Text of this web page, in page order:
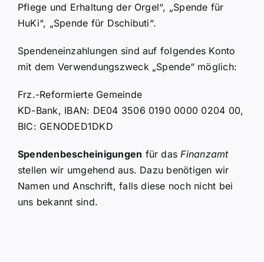
Pflege und Erhaltung der Orgel“, „Spende für
HuKi“, „Spende für Dschibuti“.
Spendeneinzahlungen sind auf folgendes Konto
mit dem Verwendungszweck „Spende“ möglich:
Frz.-Reformierte Gemeinde
KD-Bank, IBAN: DE04 3506 0190 0000 0204 00,
BIC: GENODED1DKD
Spendenbescheinigungen für das Finanzamt
stellen wir umgehend aus. Dazu benötigen wir
Namen und Anschrift, falls diese noch nicht bei
uns bekannt sind.